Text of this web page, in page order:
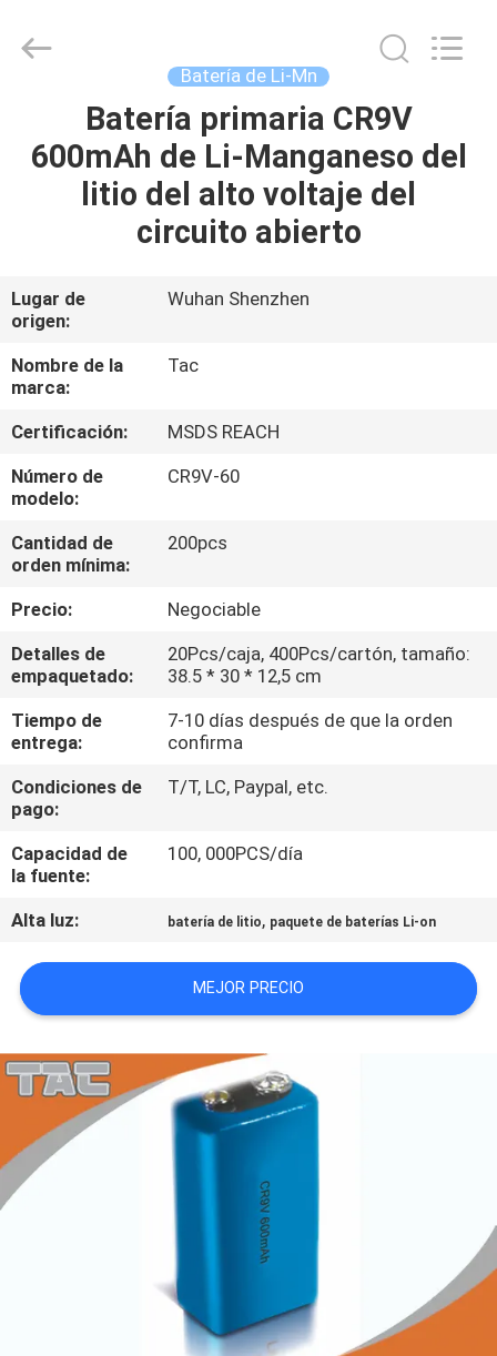
HOGAR
PRODUCTOS
SOBRE
NOSOTROS
VIAJE
DE
LA
FÁBRICA
CONTROL
DE
CALIDAD
EN
CONTACTO
CON
NOTICIAS
CASOS
PIDA
UNA
CITA
New
Energy
Reserved.
Batería de Li-Mn
Batería primaria CR9V
600mAh de Li-Manganeso del
litio del alto voltaje del
circuito abierto
Lugar de
origen:
Wuhan Shenzhen
Nombre de la
marca:
Tac
Certificación:
MSDS REACH
Número de
modelo:
CR9V-60
Cantidad de
orden mínima:
200pcs
Precio:
Negociable
Detalles de
empaquetado:
20Pcs/caja, 400Pcs/cartón, tamaño:
38.5 * 30 * 12,5 cm
Tiempo de
entrega:
7-10 días después de que la orden
confirma
Condiciones de
pago:
T/T, LC, Paypal, etc.
Capacidad de
la fuente:
100, 000PCS/día
Alta luz: batería de litio, paquete de baterías Li-on
MEJOR PRECIO